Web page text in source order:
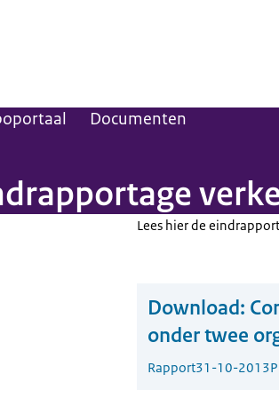
Documenten
Lees hier de
Download:
onder twee
Rapport31-10-2013